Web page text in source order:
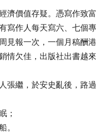
濟價值存疑。憑寫作致
寫作人每天寫六、七個
見報一次，一個月稿酬
情欠佳，出版社出書越
張繼，於安史亂後，路
；
。